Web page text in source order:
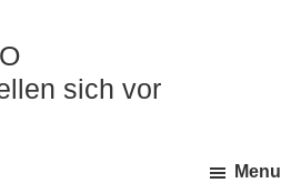
sich vor
Menu